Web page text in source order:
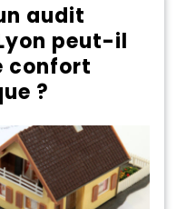
audit
peut-il
confort
?